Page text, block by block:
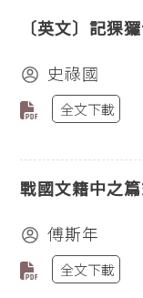
〔英文〕記猓
史祿國
全文下載
戰國文籍中之
傅斯年
全文下載